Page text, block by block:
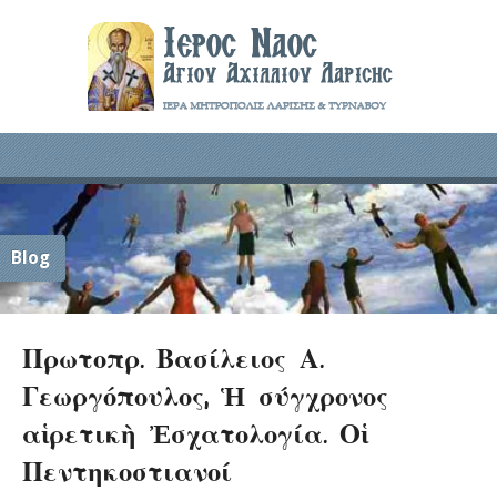
Blog
Πρωτοπρ. Βασίλειος Α.
Γεωργόπουλος, Ἡ σύγχρονος
αἱρετικὴ Ἐσχατολογία. Οἱ
Πεντηκοστιανοί